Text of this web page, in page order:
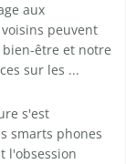
aux
peuvent
être et notre
sur les ...
s'est
smarts phones
l'obsession